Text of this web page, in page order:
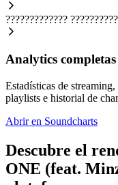
?????????????
Analytics
Estadísticas de
playlists e historial de
Abrir en Soundcharts
Descubre el
ONE (feat.